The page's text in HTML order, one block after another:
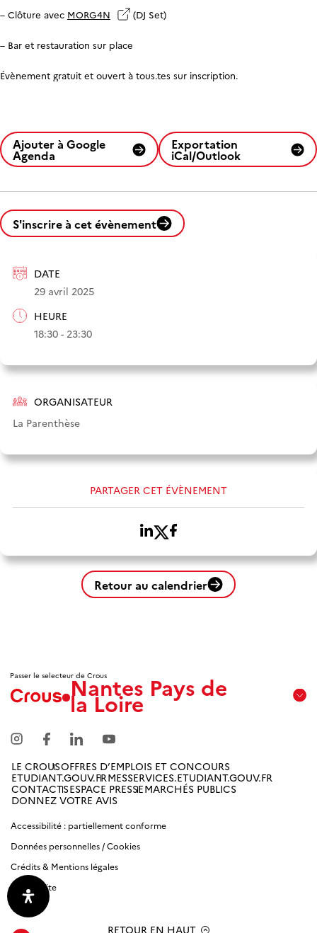
S'inscrire à cet évènement
DATE
29 avril 2025
HEURE
18:30 - 23:30
ORGANISATEUR
La Parenthèse
PARTAGER CET ÉVÈNEMENT
– Clôture avec MORG4N (DJ Set)
– Bar et restauration sur place
Évènement gratuit et ouvert à tous.tes sur inscription.
Ajouter à Google
Agenda
Exportation
iCal/Outlook
Retour au calendrier
Passer le selecteur de CrousNantes Pays de
la Loire
Avignon
Amiens
Picardie
Antilles
Guyane
Bordeaux-
Aquitaine
LE CROUSOFFRES D’EMPLOIS ET CONCOURS
ETUDIANT.GOUV.FRMESSERVICES.ETUDIANT.GOUV.FR
CONTACTSESPACE PRESSEMARCHÉS PUBLICS
DONNEZ VOTRE AVIS
Accessibilité : partiellement conforme
Données personnelles / Cookies
Crédits & Mentions légales
Plan du site
RETOUR EN HAUT